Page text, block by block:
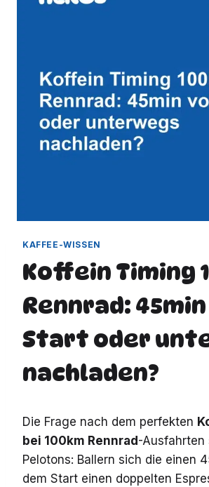
KAFFEE-WISSEN
Koffein Timing
Rennrad:
Start oder
nachladen?
Die Frage nach dem perfekten
bei 100km Rennrad-Ausfahrten
Pelotons: Ballern sich die einen
dem Start einen doppelten